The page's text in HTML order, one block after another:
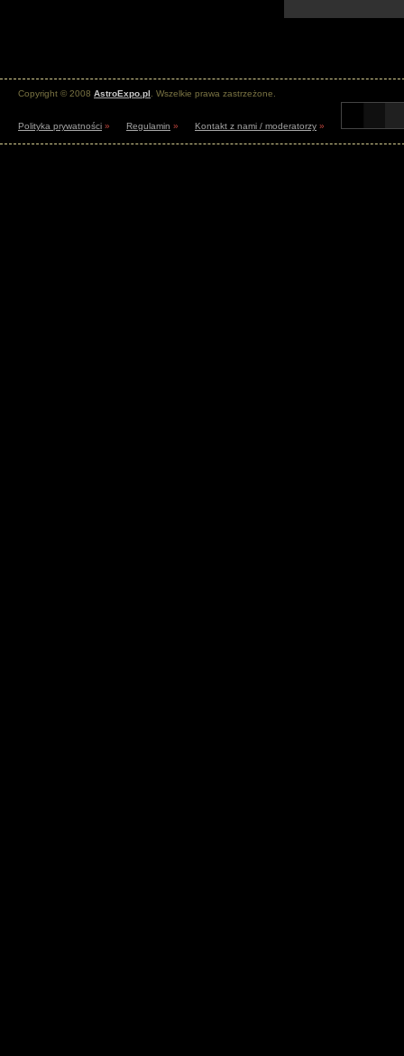
Copyright © 2008 AstroExpo.pl . Wszelkie prawa zastrzeżone.
Polityka prywatności » Regulamin » Kontakt z nami / moderatorzy »